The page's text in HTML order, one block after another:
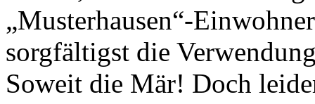
„Musterhausen“-
sorgfältigst die
Soweit die Mär! Doch